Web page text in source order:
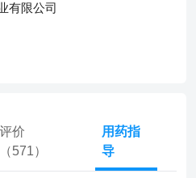
有限公司
评价
（571）
用药指
导